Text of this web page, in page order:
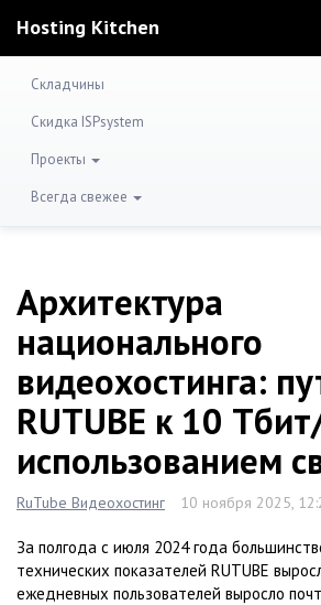
Hosting Kitchen
Складчины
Скидка ISPsystem
Проекты
Всегда свежее
Архитектура
национального
видеохостинга:
RUTUBE к 10
использованием
RuTube Видеохостинг 10 ноября 2025,
За полгода с июля 2024 года
технических показателей RUTUBE
ежедневных пользователей выросло